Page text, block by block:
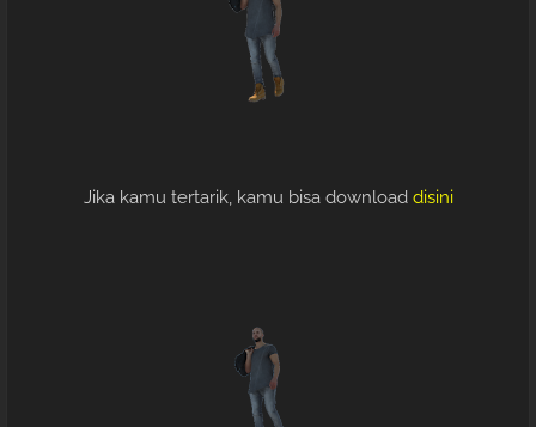
Jika kamu tertarik, kamu bisa download disini